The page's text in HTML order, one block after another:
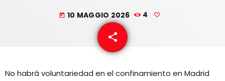
today 10 MAGGIO 2026 4
share
email
No habrá voluntariedad en el confinamiento en Madrid